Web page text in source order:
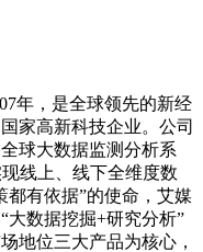
年，是全球领先的新经
家高新科技企业。公司
球大数据监测分析系
线上、线下全维度数
都有依据”的使命，艾媒
大数据挖掘+研究分析”
地位三大产品为核心，